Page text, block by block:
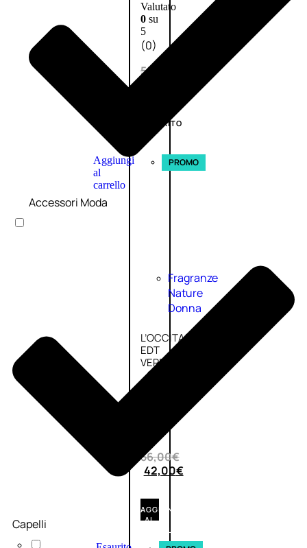
Valutato
0su
5
(0)
58,00
ESAURITO
Aggiungi
al
carrello
PROMO
Fragranze
Nature
Donna
L’OCCITANE
EDT
VERBENA
1
56,00€
42,00€
AGGIUNGI
AL
CARRELLO
Accessori Moda
Capelli